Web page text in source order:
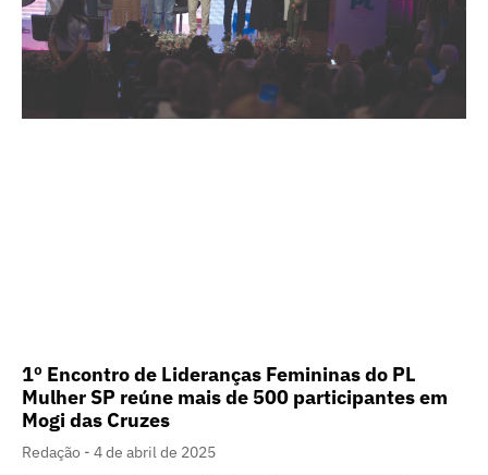
1º Encontro de Lideranças Femininas do PL
Mulher SP reúne mais de 500 participantes em
Mogi das Cruzes
Redação
4 de abril de 2025